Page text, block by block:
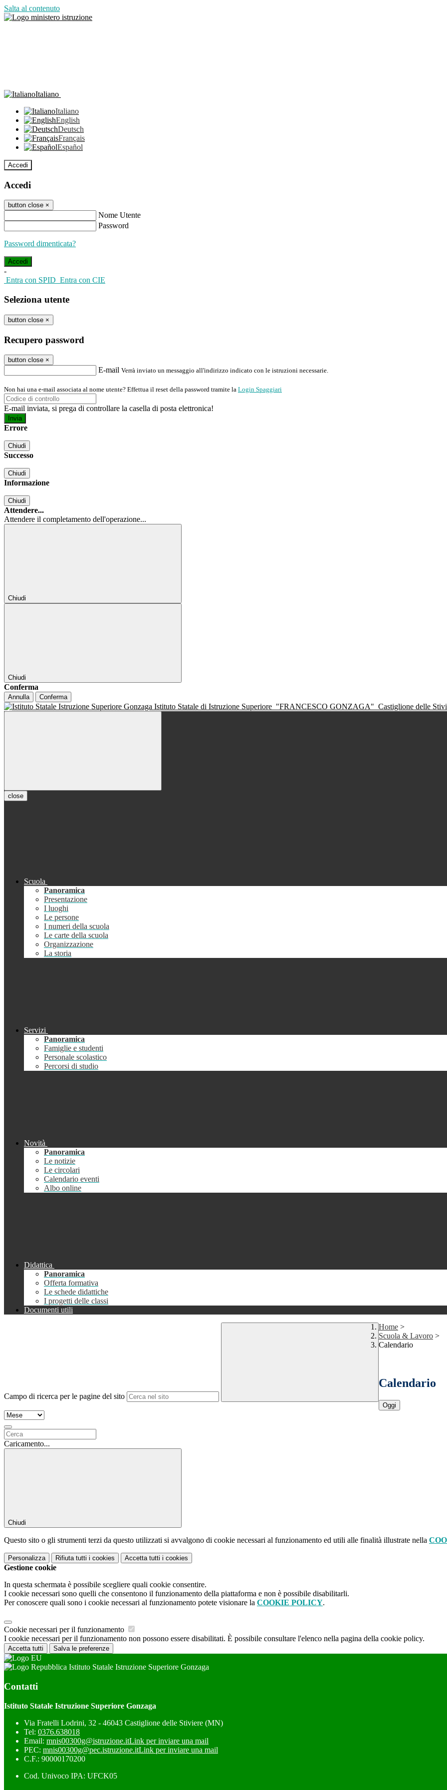
Salta al contenuto
Italiano
Italiano
English
Deutsch
Français
Español
Accedi
Accedi
button close ×
Nome Utente
Password
Password dimenticata?
-
Entra con SPID Entra con CIE
Seleziona utente
button close ×
Recupero password
button close ×
E-mail Verrà inviato un messaggio all'indirizzo indicato con le istruzioni necessarie.
Non hai una e-mail associata al nome utente? Effettua il reset della password tramite la Login Spaggiari
E-mail inviata, si prega di controllare la casella di posta elettronica!
Errore
Chiudi
Successo
Chiudi
Informazione
Chiudi
Attendere...
Attendere il completamento dell'operazione...
Chiudi
Chiudi
Conferma
Annulla Conferma
Istituto Statale di Istruzione Superiore "FRANCESCO GONZAGA" Castiglione delle
close
Scuola
Panoramica
Presentazione
I luoghi
Le persone
I numeri della scuola
Le carte della scuola
Organizzazione
La storia
Servizi
Panoramica
Famiglie e studenti
Personale scolastico
Percorsi di studio
Novità
Panoramica
Le notizie
Le circolari
Calendario eventi
Albo online
Didattica
Panoramica
Offerta formativa
Le schede didattiche
I progetti delle classi
Documenti utili
Campo di ricerca per le pagine del sito
Home >
Scuola & Lavoro >
Calendario
Calendario
Oggi
Caricamento...
Chiudi
Questo sito o gli strumenti terzi da questo utilizzati si avvalgono di cookie necessari al funzionamento ed utili alle finalità illustrate nella
Personalizza Rifiuta tutti i cookies Accetta tutti i cookies
Gestione cookie
In questa schermata è possibile scegliere quali cookie consentire.
I cookie necessari sono quelli che consentono il funzionamento della piattaforma e non è possibile disabilitarli.
Per conoscere quali sono i cookie necessari al funzionamento potete visionare la COOKIE POLICY.
Cookie necessari per il funzionamento
I cookie necessari per il funzionamento non possono essere disabilitati. È possibile consultare l'elenco nella pagina della cookie policy.
Accetta tutti Salva le preferenze
Istituto Statale Istruzione Superiore Gonzaga
Contatti
Istituto Statale Istruzione Superiore Gonzaga
Via Fratelli Lodrini, 32 - 46043 Castiglione delle Stiviere (MN)
Tel: 0376.638018
Email: mnis00300g@istruzione.itLink per inviare una mail
PEC: mnis00300g@pec.istruzione.itLink per inviare una mail
C.F.: 90000170200
Cod. Univoco IPA: UFCK05